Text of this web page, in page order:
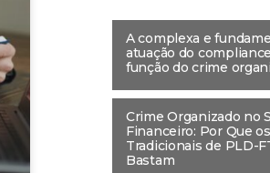
A complexa e
atuação do
função do crime
Crime Organizado no
Financeiro: Por Que
Tradicionais de PLD-
Bastam